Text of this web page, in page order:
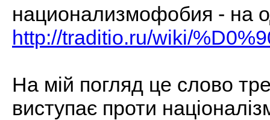
национализмофобия - на
http://traditio.ru/wiki/
На мій погляд це слово
виступає проти